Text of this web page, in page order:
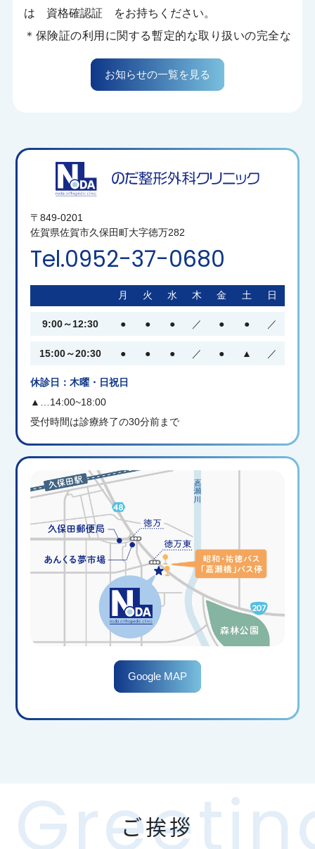
は 資格確認証 をお持ちください。
＊保険証の利用に関する暫定的な取り扱いの完全な
終了に伴い、上記持参がない場合は全て自己負担に
2026.07.24 お知らせ
お盆期間の診察日・休診日のご案内
げでそれほど暑くはなかった6月から一転、梅雨明け
と同時に酷暑。熱中症等大変ですが皆様暑さ対策お
さて当院のお盆期間中の診察ですが、
8月11日（火・祝日） 休診
ります。
上記日程にて対応させていただきますのでよろしく
2026.06.01 ご案内
当院は９時開院 ９時診察開始となります
暑い季節になりました。今日九州南部は台風接近と
ともに梅雨入りも発表されています。佐賀県も予想
では６月中旬には梅雨入りが予想されています。食
中毒なども多くなる季節でもございます。何とぞご
さて、この暑い季節、外で待つのも大変な時期だと
思います。また大雨の見込まれる季節でもありま
患者様もおられますが、申し訳ございませんが何卒
９時まで車でお待ちいただくようお願い申し上げま
お知らせの一覧を見る
〒849-0201
佐賀県佐賀市久保田町大字徳万282
Tel.0952-37-0680
月 火 水 木 金 土 日
9:00～12:30 ● ● ● ／ ● ● ／
15:00～20:30 ● ● ● ／ ● ▲ ／
休診日：木曜・日祝日
▲…14:00~18:00
受付時間は診療終了の30分前まで
Google MAP
ご挨拶